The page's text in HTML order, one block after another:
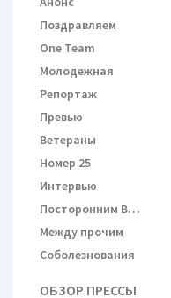
Поздравляем
One Team
Молодежная
Репортаж
Превью
Ветераны
Номер 25
Интервью
Посторонним В…
Между прочим
Соболезнования
ОБЗОР ПРЕССЫ